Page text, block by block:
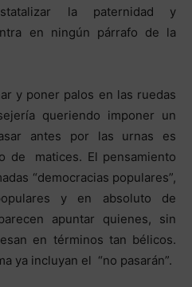
la paternidad y
en ningún párrafo de la
y poner palos en las ruedas
queriendo imponer un
antes por las urnas es
de matices. El pensamiento
“democracias populares”,
y en absoluto de
apuntar quienes, sin
en términos tan bélicos.
ya incluyan el “no pasarán”.